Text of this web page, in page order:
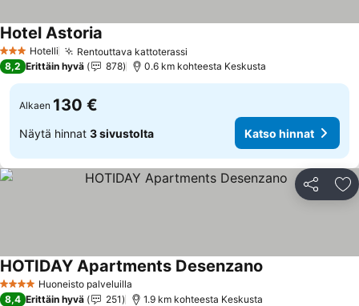
3 Tähtiluokitus
Hotelli Rentouttava kattoterassi
Hotel Astoria
8,2 Erittäin hyvä 878 0.6 km kohteesta Keskusta
Alkaen 130 €
Näytä hinnat 3 sivustolta Katso hinnat
Jaa
4 TähtiluokitusHuoneisto palveluilla
HOTIDAY Apartments Desenzano
8,4 Erittäin hyvä 251 1.9 km kohteesta Keskusta